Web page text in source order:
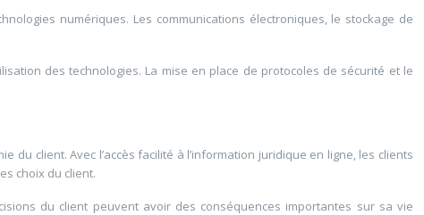
numériques. Les communications électroniques, le stockage de
des technologies. La mise en place de protocoles de sécurité et le
client. Avec l’accès facilité à l’information juridique en ligne, les clients
choix du client.
du client peuvent avoir des conséquences importantes sur sa vie